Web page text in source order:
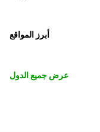
أبرز المواقع
عرض جميع الدول